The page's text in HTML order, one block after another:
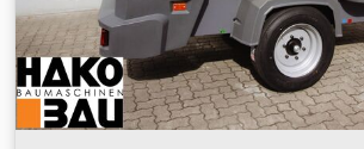
таблички и приборов): Производитель:
XAS 55 Год выпуска: 1994 Наработка: 2
оригинальному счетчику VDO)
компрессор на прицепе (одноосный) В
на фото): Большая бухта жёлтого